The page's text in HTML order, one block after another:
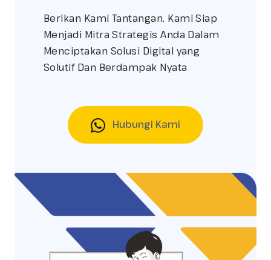
Berikan Kami Tantangan. Kami Siap
Menjadi Mitra Strategis Anda Dalam
Menciptakan Solusi Digital yang
Solutif Dan Berdampak Nyata
Hubungi Kami